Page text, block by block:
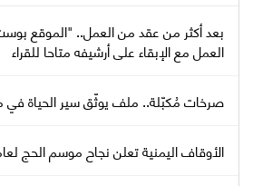
بعد أكثر من عقد من العمل.. "الموقع
العمل مع الإبقاء على أرشيفه متاحا للقراء
صرخات مُكبّلة.. ملف يوثّق سير الحياة في
الأوقاف اليمنية تعلن نجاح موسم الحج لعام